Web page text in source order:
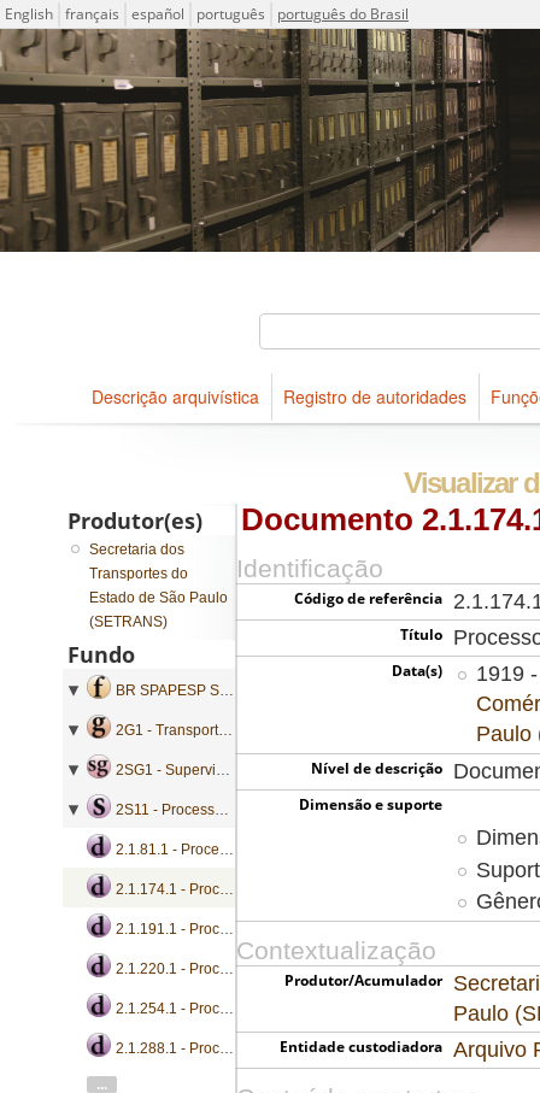
Idioma
English français español português português do Brasil
Descrições arquivísticas do acervo do Arquivo Público do
Projeto ICA-AtoM
Descrição arquivística Registro de autoridades
Visualizar
Documento
Identificação
Código de referência
Título
Data(s)
1919
Paulo
Nível de descrição
Dimensão e suporte
Contextualização
Produtor/Acumulador
Paulo
Entidade custodiadora Arquivo
Produtor(es)
Secretaria dos
Transportes do
Estado de São Paulo
(SETRANS)
Fundo
BR SPAPESP SETRANS - Secretaria dos Transportes do Estado de São Paulo
2G1 - Transporte Ferroviário
2SG1 - Supervisão e Fiscalização
2S11 - Processos de consulta
2.1.81.1 - Processo de consulta
2.1.174.1 - Processo de consulta
2.1.191.1 - Processo de consulta
2.1.220.1 - Processo de consulta
2.1.254.1 - Processo de consulta
2.1.288.1 - Processo de consulta
...